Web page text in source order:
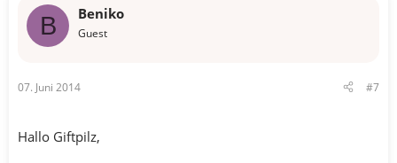
B Beniko
Guest
07. Juni 2014 #7
Hallo Giftpilz,